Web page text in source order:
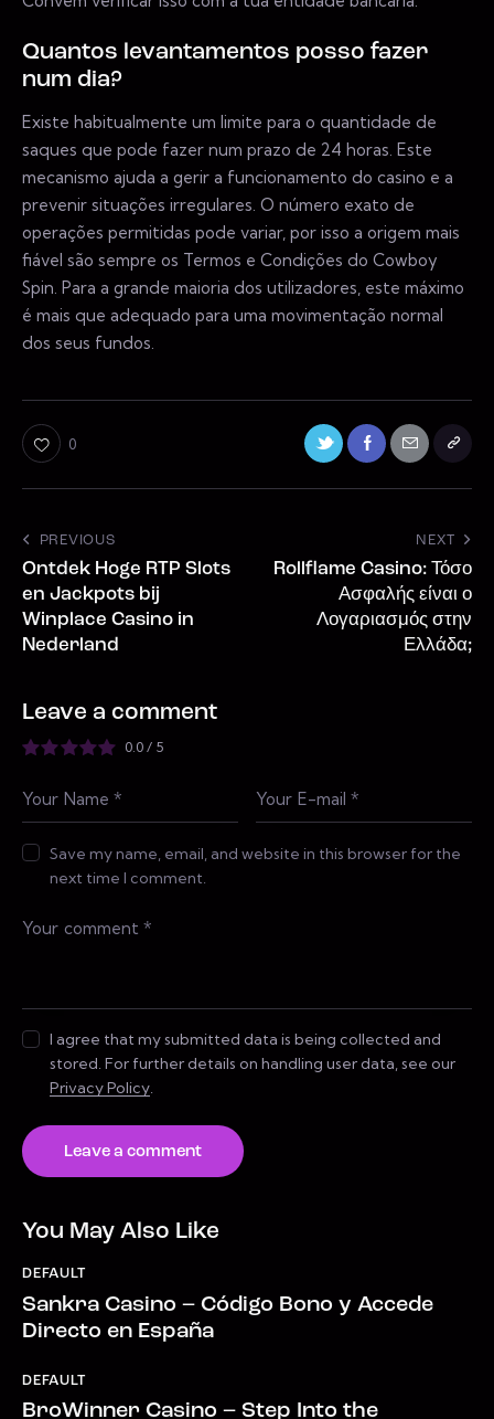
Quantos levantamentos posso fazer
num dia?
Existe habitualmente um limite para o quantidade de
saques que pode fazer num prazo de 24 horas. Este
mecanismo ajuda a gerir a funcionamento do casino e a
prevenir situações irregulares. O número exato de
operações permitidas pode variar, por isso a origem mais
fiável são sempre os Termos e Condições do Cowboy
Spin. Para a grande maioria dos utilizadores, este máximo
é mais que adequado para uma movimentação normal
dos seus fundos.
0
PREVIOUS
Ontdek Hoge RTP Slots
en Jackpots bij
Winplace Casino in
Nederland
NEXT
Rollflame Casino: Τόσο
Ασφαλής είναι ο
Λογαριασμός στην
Ελλάδα;
Leave a comment
0.0 / 5
Save my name, email, and website in this browser for the
next time I comment.
I agree that my submitted data is being collected and
stored. For further details on handling user data, see our
Privacy Policy.
You May Also Like
DEFAULT
Sankra Casino – Código Bono y Accede
Directo en España
DEFAULT
BroWinner Casino – Step Into the